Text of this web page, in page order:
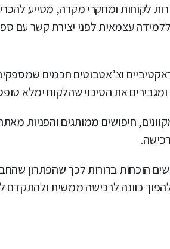
עצמאית לפני יצירת קשר עם
וצ’אטבוטים חכמים
את הסיכוי שהלקוח ימלא
חיפושים ממותגים והפניות מאתרי
הוכחות ברורות לכך שהפתרון
כוונה לרכישה ממשית